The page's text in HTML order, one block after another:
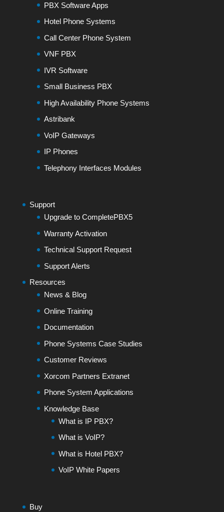
PBX Software Apps
Hotel Phone Systems
Call Center Phone System
VNF PBX
IVR Software
Small Business PBX
High Availability Phone Systems
Astribank
VoIP Gateways
IP Phones
Telephony Interfaces Modules
Support
Upgrade to CompletePBX5
Warranty Activation
Technical Support Request
Support Alerts
Resources
News & Blog
Online Training
Documentation
Phone Systems Case Studies
Customer Reviews
Xorcom Partners Extranet
Phone System Applications
Knowledge Base
What is IP PBX?
What is VoIP?
What is Hotel PBX?
VoIP White Papers
Buy